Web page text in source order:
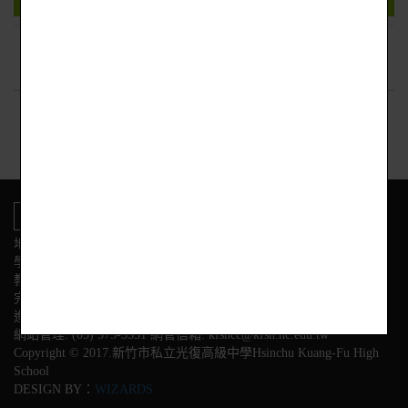
地址:新竹市東區光復路二段153號
學校電話
教務處:(03) 575-3584 學務處:(03) 575-3564
完全中學部:(03)575-3558
進修部:(03) 575-3628 幼兒園:(03) 575-3595
網站管理: (03) 575-3531 網管信箱: kfshcc@kfsh.hc.edu.tw
Copyright © 2017.新竹市私立光復高級中學Hsinchu Kuang-Fu High
School
DESIGN BY： WIZARDS